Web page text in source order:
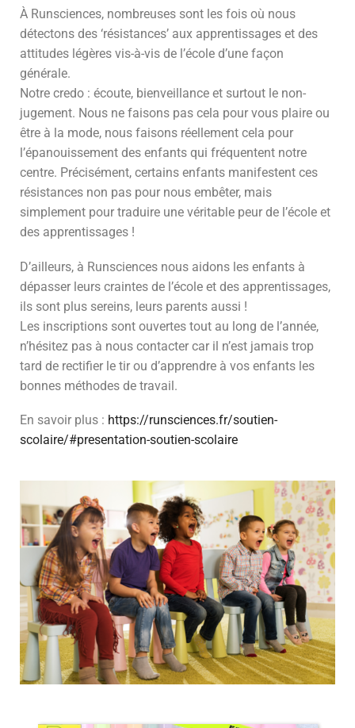
À Runsciences, nombreuses sont les fois où nous
détectons des ‘résistances’ aux apprentissages et des
attitudes légères vis-à-vis de l’école d’une façon
générale.
Notre credo : écoute, bienveillance et surtout le non-
jugement. Nous ne faisons pas cela pour vous plaire ou
être à la mode, nous faisons réellement cela pour
l’épanouissement des enfants qui fréquentent notre
centre. Précisément, certains enfants manifestent ces
résistances non pas pour nous embêter, mais
simplement pour traduire une véritable peur de l’école et
des apprentissages !
D’ailleurs, à Runsciences nous aidons les enfants à
dépasser leurs craintes de l’école et des apprentissages,
ils sont plus sereins, leurs parents aussi !
Les inscriptions sont ouvertes tout au long de l’année,
n’hésitez pas à nous contacter car il n’est jamais trop
tard de rectifier le tir ou d’apprendre à vos enfants les
bonnes méthodes de travail.
En savoir plus : https://runsciences.fr/soutien-
scolaire/#presentation-soutien-scolaire